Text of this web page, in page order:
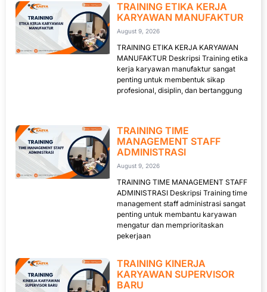
TRAINING ETIKA KERJA
KARYAWAN MANUFAKTUR
August 9, 2026
TRAINING ETIKA KERJA KARYAWAN
MANUFAKTUR Deskripsi Training etika
kerja karyawan manufaktur sangat
penting untuk membentuk sikap
profesional, disiplin, dan bertanggung
TRAINING TIME
MANAGEMENT STAFF
ADMINISTRASI
August 9, 2026
TRAINING TIME MANAGEMENT STAFF
ADMINISTRASI Deskripsi Training time
management staff administrasi sangat
penting untuk membantu karyawan
mengatur dan memprioritaskan
pekerjaan
TRAINING KINERJA
KARYAWAN SUPERVISOR
BARU